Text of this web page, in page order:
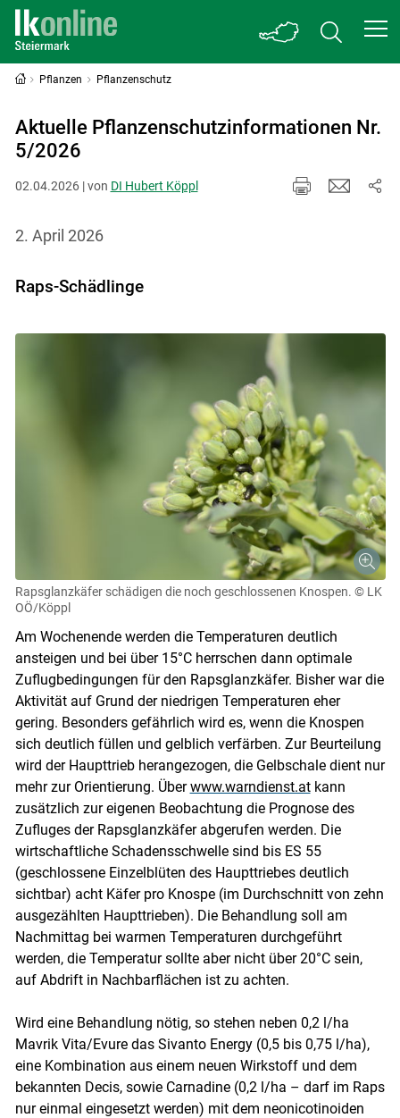
Pflanzen Pflanzenschutz
Aktuelle Pflanzenschutzinformationen Nr.
5/2026
02.04.2026 | von DI Hubert Köppl
2. April 2026
Raps-Schädlinge
Rapsglanzkäfer schädigen die noch geschlossenen Knospen. © LK
OÖ/Köppl
Am Wochenende werden die Temperaturen deutlich
ansteigen und bei über 15°C herrschen dann optimale
Zuflugbedingungen für den Rapsglanzkäfer. Bisher war die
Aktivität auf Grund der niedrigen Temperaturen eher
gering. Besonders gefährlich wird es, wenn die Knospen
sich deutlich füllen und gelblich verfärben. Zur Beurteilung
wird der Haupttrieb herangezogen, die Gelbschale dient nur
mehr zur Orientierung. Überwww.warndienst.atkann
zusätzlich zur eigenen Beobachtung die Prognose des
Zufluges der Rapsglanzkäfer abgerufen werden. Die
wirtschaftliche Schadensschwelle sind bis ES 55
(geschlossene Einzelblüten des Haupttriebes deutlich
sichtbar) acht Käfer pro Knospe (im Durchschnitt von zehn
ausgezählten Haupttrieben). Die Behandlung soll am
Nachmittag bei warmen Temperaturen durchgeführt
werden, die Temperatur sollte aber nicht über 20°C sein,
auf Abdrift in Nachbarflächen ist zu achten.
Wird eine Behandlung nötig, so stehen neben 0,2 l/ha
Mavrik Vita/Evure das Sivanto Energy (0,5 bis 0,75 l/ha),
eine Kombination aus einem neuen Wirkstoff und dem
bekannten Decis, sowie Carnadine (0,2 l/ha – darf im Raps
nur einmal eingesetzt werden) mit dem neonicotinoiden